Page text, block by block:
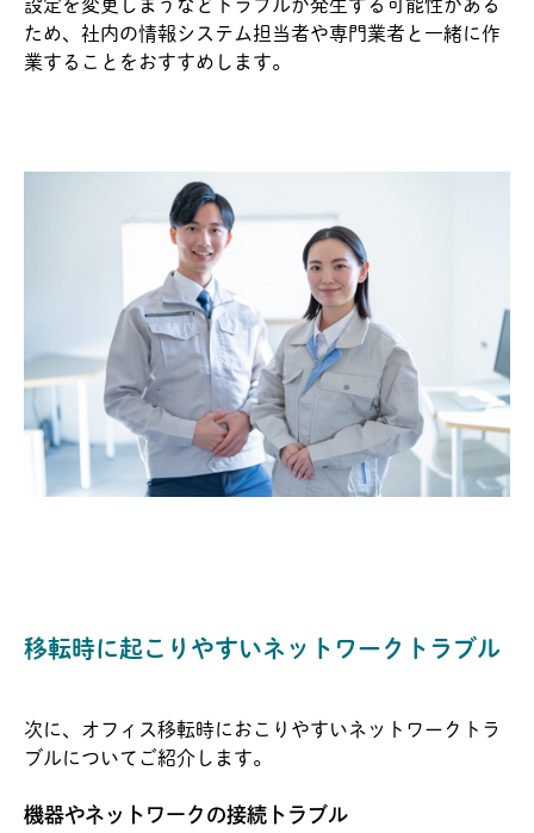
設定を変更しまうなどトラブルが発生する可能性がある
ため、社内の情報システム担当者や専門業者と一緒に作
業することをおすすめします。
移転時に起こりやすいネットワークトラブル
次に、オフィス移転時におこりやすいネットワークトラ
ブルについてご紹介します。
機器やネットワークの接続トラブル